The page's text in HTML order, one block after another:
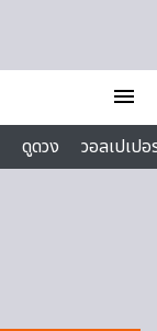
menu
ดูดวง
วอลเปเป